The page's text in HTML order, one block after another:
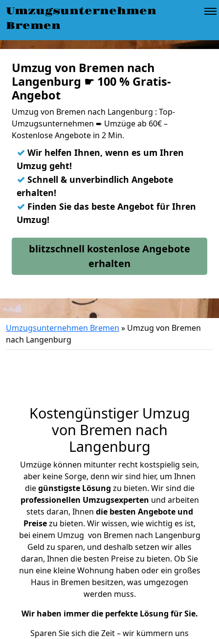
Umzugsunternehmen
Bremen
Umzug von Bremen nach
Langenburg ☛ 100 % Gratis-
Angebot
Umzug von Bremen nach Langenburg : Top-
Umzugsunternehmen ➨ Umzüge ab 60€ –
Kostenlose Angebote in 2 Min.
✓ Wir helfen Ihnen, wenn es um Ihren
Umzug geht!
✓ Schnell & unverbindlich Angebote
erhalten!
✓ Finden Sie das beste Angebot für Ihren
Umzug!
blitzschnell kostenlose Angebote
erhalten
Umzugsunternehmen Bremen » Umzug von Bremen
nach Langenburg
Kostengünstiger Umzug
von Bremen nach
Langenburg
Umzüge können mitunter recht kostspielig sein,
aber keine Sorge, denn wir sind hier, um Ihnen
diegünstigste Lösung zu bieten. Wir sind die
professionellen Umzugsexperten und arbeiten
stets daran, Ihnen die besten Angebote und
Preisezu bieten. Wir wissen, wie wichtig es ist,
bei einem Umzug von Bremen nach Langenburg
Geld zu sparen, und deshalb setzen wir alles
daran, Ihnen die besten Preise zu bieten. Ob Sie
nun eine kleine Wohnung haben oder ein großes
Haus in Bremen besitzen, was umgezogen
werden muss.
Wir haben immer die perfekte Lösung für Sie.
Sparen Sie sich die Zeit – wir kümmern uns